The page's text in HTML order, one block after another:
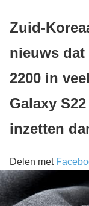
Zuid-
nieuws dat
2200 in
Galaxy
inzetten
Delen met